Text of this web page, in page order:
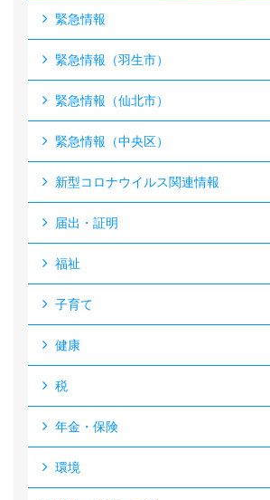
緊急情報
緊急情報（羽生市）
緊急情報（仙北市）
緊急情報（中央区）
新型コロナウイルス関連情報
届出・証明
福祉
子育て
健康
税
年金・保険
環境